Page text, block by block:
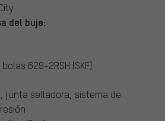
del buje:
629-2RSH (SKF)
junta selladora, sistema de